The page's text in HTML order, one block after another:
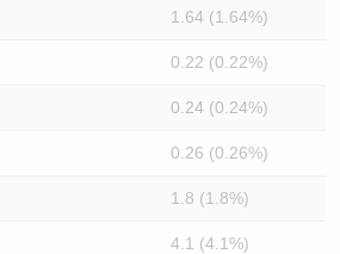
1.64 (1.64%)
0.22 (0.22%)
0.24 (0.24%)
0.26 (0.26%)
1.8 (1.8%)
4.1 (4.1%)